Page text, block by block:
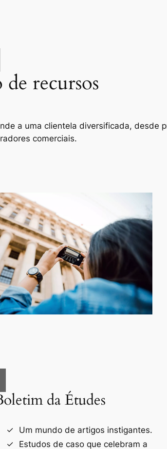
recursos
a uma clientela diversificada, desde
comerciais.
da Études
Um mundo de artigos instigantes.
Estudos de caso que celebram a